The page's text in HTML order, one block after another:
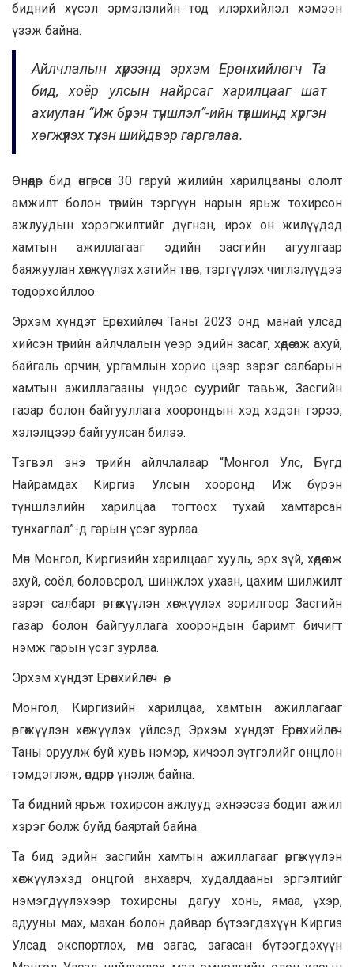
бидний хүсэл эрмэлзлийн тод илэрхийлэл хэмээн
үзэж байна.
Айлчлалын хүрээнд эрхэм Ерөнхийлөгч Та
бид, хоёр улсын найрсаг харилцааг шат
ахиулан “Иж бүрэн түншлэл”-ийн түвшинд хүргэн
хөгжүүлэх түүхэн шийдвэр гаргалаа.
Өнөөдөр бид өнгөрсөн 30 гаруй жилийн харилцааны ололт
амжилт болон төрийн тэргүүн нарын ярьж тохирсон
ажлуудын хэрэгжилтийг дүгнэн, ирэх он жилүүдэд
хамтын ажиллагааг эдийн засгийн агуулгаар
баяжуулан хөгжүүлэх хэтийн төлөв, тэргүүлэх чиглэлүүдээ
тодорхойллоо.
Эрхэм хүндэт Ерөнхийлөгч Таны 2023 онд манай улсад
хийсэн төрийн айлчлалын үеэр эдийн засаг, хөдөө аж ахуй,
байгаль орчин, ургамлын хорио цээр зэрэг салбарын
хамтын ажиллагааны үндэс суурийг тавьж, Засгийн
газар болон байгууллага хоорондын хэд хэдэн гэрээ,
хэлэлцээр байгуулсан билээ.
Тэгвэл энэ төрийн айлчлалаар “Монгол Улс, Бүгд
Найрамдах Киргиз Улсын хооронд Иж бүрэн
түншлэлийн харилцаа тогтоох тухай хамтарсан
тунхаглал”-д гарын үсэг зурлаа.
Мөн Монгол, Киргизийн харилцааг хууль, эрх зүй, хөдөө аж
ахуй, соёл, боловсрол, шинжлэх ухаан, цахим шилжилт
зэрэг салбарт өргөжүүлэн хөгжүүлэх зорилгоор Засгийн
газар болон байгууллага хоорондын баримт бичигт
нэмж гарын үсэг зурлаа.
Эрхэм хүндэт Ерөнхийлөгч өө,
Монгол, Киргизийн харилцаа, хамтын ажиллагааг
өргөжүүлэн хөгжүүлэх үйлсэд Эрхэм хүндэт Ерөнхийлөгч
Таны оруулж буй хувь нэмэр, хичээл зүтгэлийг онцлон
тэмдэглэж, өндрөөр үнэлж байна.
Та бидний ярьж тохирсон ажлууд эхнээсээ бодит ажил
хэрэг болж буйд баяртай байна.
Та бид эдийн засгийн хамтын ажиллагааг өргөжүүлэн
хөгжүүлэхэд онцгой анхаарч, худалдааны эргэлтийг
нэмэгдүүлэхээр тохирсны дагуу хонь, ямаа, үхэр,
адууны мах, махан болон дайвар бүтээгдэхүүн Киргиз
Улсад экспортлох, мөн загас, загасан бүтээгдэхүүн